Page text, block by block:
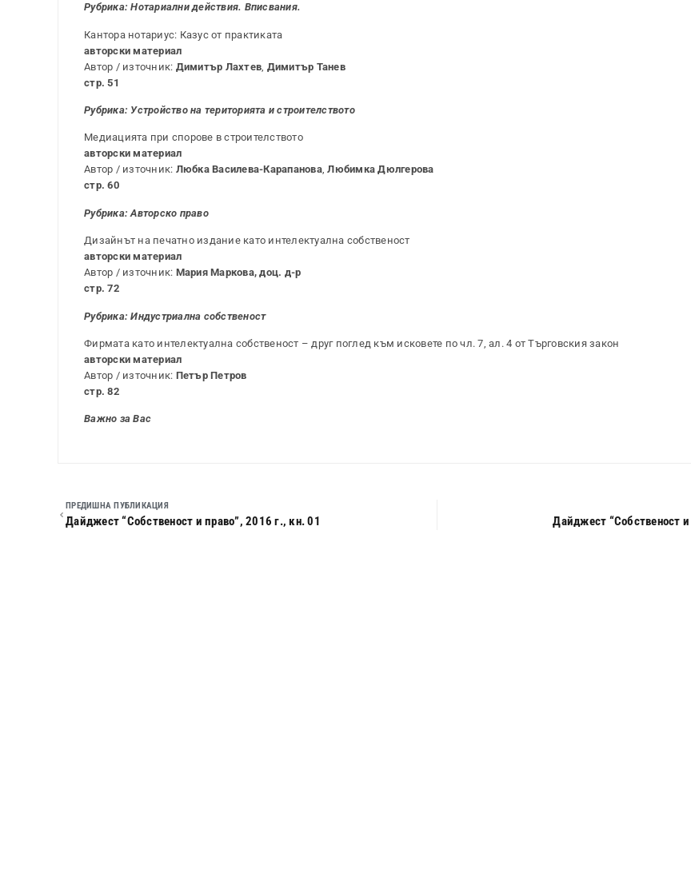
Рубрика: Нотариални действия. Вписвания.
Кантора нотариус: Казус от практиката
авторски материал
Автор / източник: Димитър Лахтев Димитър Танев
стр. 51
Рубрика: Устройство на територията и строителството
Медиацията при спорове в строителството
авторски материал
Автор / източник: Любка Василева-Карапанова,Любимка Дюлгерова
стр. 60
Рубрика:Авторско право
Дизайнът на печатно издание като интелектуална собственост
авторски материал
Автор / източник: Мария Маркова, доц. д-р
стр. 72
Рубрика: Индустриална собственост
Фирмата като интелектуална собственост – друг поглед към исковете по чл. 7, ал. 4 от Търговския закон
авторски материал
Автор / източник: Петър Петров
стр. 82
Важно за Вас
ПРЕДИШНА ПУБЛИКАЦИЯ
Дайджест “Собственост и право”, 2016 г., кн. 01 Дайджест “Собственост